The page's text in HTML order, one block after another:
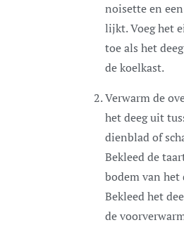
noisette en
lijkt. Voeg het
toe als het
de koelkast.
Verwarm de
het deeg uit
dienblad of
Bekleed de
bodem van
Bekleed het
de